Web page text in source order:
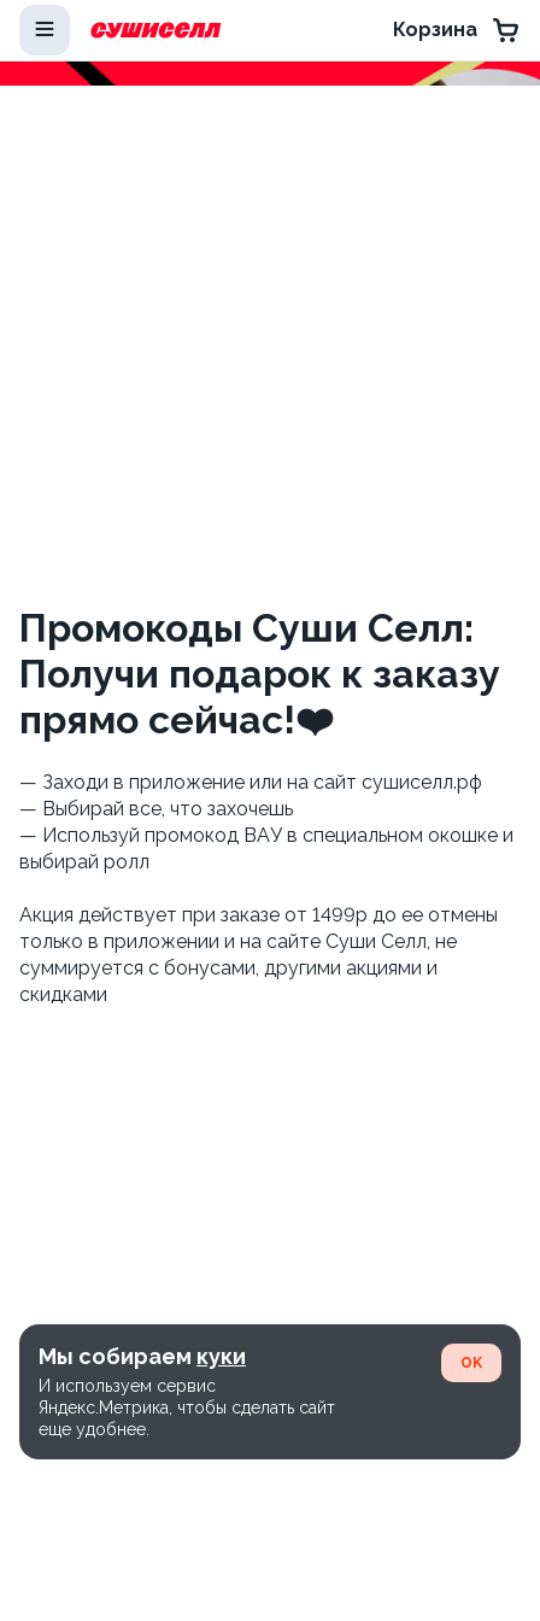
Корзина
Промокоды Суши Селл:
Получи подарок к заказу
прямо сейчас!❤️
— Заходи в приложение или на сайт сушиселл.рф
— Выбирай все, что захочешь
— Используй промокод ВАУ в специальном окошке и
выбирай ролл
Акция действует при заказе от 1499р до ее отмены
только в приложении и на сайте Суши Селл, не
суммируется с бонусами, другими акциями и
скидками
Мы собираем куки
И используем сервис
Яндекс.Метрика, чтобы сделать сайт
еще удобнее.
OK